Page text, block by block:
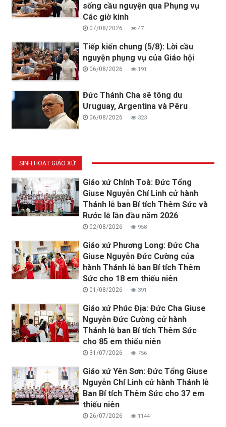
sống cầu nguyện qua Phụng vụ
Các giờ kinh
07/08/2026 47
Tiếp kiến chung (5/8): Lời cầu
nguyện phụng vụ của Giáo hội
06/08/2026 191
Đức Thánh Cha sẽ tông du
Uruguay, Argentina và Pêru
06/08/2026 323
SINH HOẠT GIÁO XỨ
Giáo xứ Chính Toà: Đức Tổng
Giuse Nguyễn Chí Linh cử hành
Thánh lễ ban Bí tích Thêm Sức và
Rước lễ lần đầu năm 2026
02/08/2026 958
Giáo xứ Phương Long: Đức Cha
Giuse Nguyễn Đức Cường của
hành Thánh lễ ban Bí tích Thêm
Sức cho 18 em thiếu niên
01/08/2026 391
Giáo xứ Phúc Địa: Đức Cha Giuse
Nguyễn Đức Cường cử hành
Thánh lễ ban Bí tích Thêm Sức
cho 85 em thiếu niên
31/07/2026 756
Giáo xứ Yên Sơn: Đức Tổng Giuse
Nguyễn Chí Linh cử hành Thánh lễ
Ban Bí tích Thêm Sức cho 37 em
thiếu niên
26/07/2026 1144